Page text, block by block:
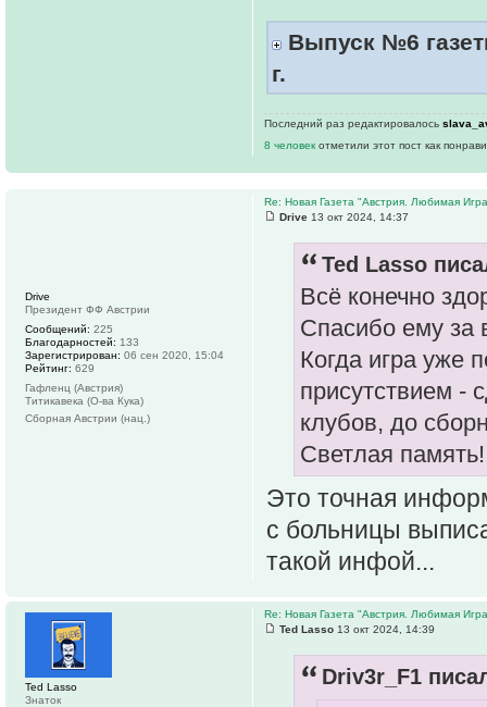
Выпуск №6
г.
Последний раз редактировалось
8 человек отметили этот пост как
Re: Новая Газета "Австрия. Любимая
Drive 13 окт 2024, 14:37
Ted Lasso
Всё конечно
Спасибо ему за
Когда игра уже
присутствием -
клубов, до
Светлая
Это точная
с больницы
такой инфой...
Drive
Президент ФФ Австрии
Сообщений: 225
Благодарностей: 133
Зарегистрирован: 06 сен 2020, 15:04
Рейтинг: 629
Гафленц (Австрия)
Титикавека (О-ва Кука)
Сборная Австрии (нац.)
Re: Новая Газета "Австрия. Любимая
Ted Lasso 13 окт 2024, 14:39
Driv3r_F1
Ted Lasso
Знаток